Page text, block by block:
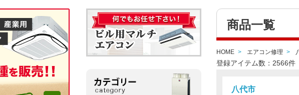
商品一覧
HOME エアコン修理
登録アイテム数：2566件
八代市